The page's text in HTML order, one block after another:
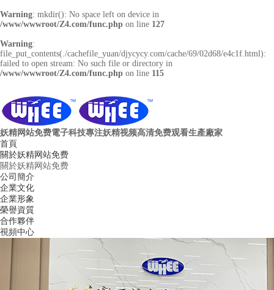
Warning: mkdir(): No space left on device in
/www/wwwroot/Z4.com/func.php on line 127
Warning:
file_put_contents(./cachefile_yuan/djycycy.com/cache/69/02d68/e4c1f.html):
failed to open stream: No such file or directory in
/www/wwwroot/Z4.com/func.php on line 115
妖精网站免费電子科技專注妖精视频高清免费观看生產廠家
首頁
關於妖精网站免费
關於妖精网站免费
公司簡介
企業文化
企業形象
榮譽資質
合作夥伴
視頻中心